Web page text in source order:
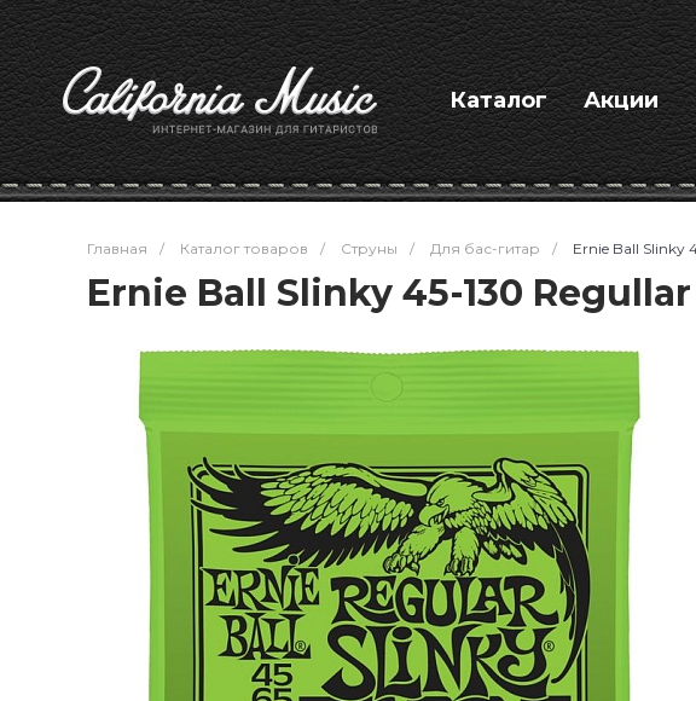
Каталог Акции
Главная / Каталог товаров / Струны / Для бас-гитар / Ernie Ball Slinky
Ernie Ball Slinky 45-130